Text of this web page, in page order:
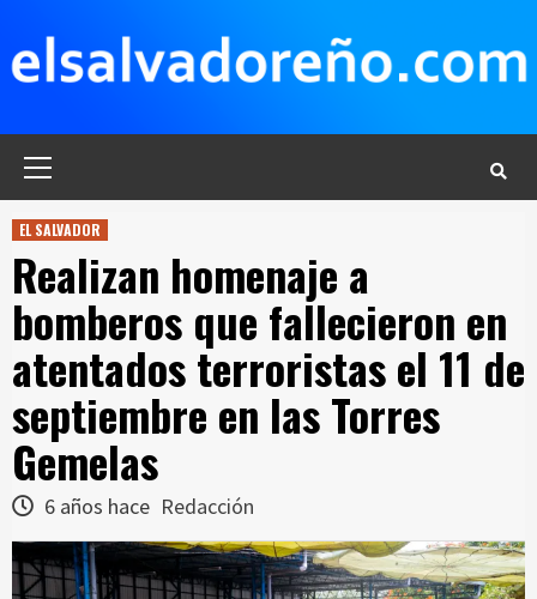
contenido
EL SALVADOR
Realizan homenaje a
bomberos que fallecieron en
atentados terroristas el 11 de
septiembre en las Torres
Gemelas
6 años hace Redacción